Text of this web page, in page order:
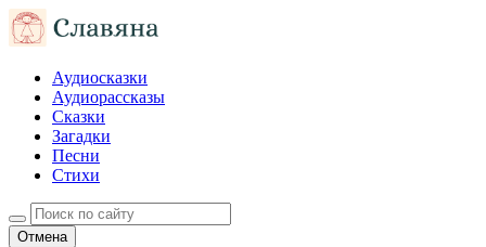
Аудиосказки
Аудиорассказы
Сказки
Загадки
Песни
Стихи
Отмена